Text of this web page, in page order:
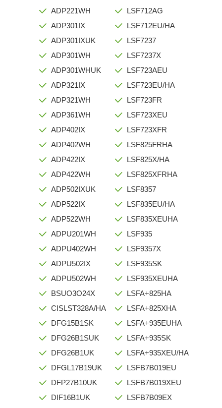
ADP221WH
ADP301IX
ADP301IXUK
ADP301WH
ADP301WHUK
ADP321IX
ADP321WH
ADP361WH
ADP402IX
ADP402WH
ADP422IX
ADP422WH
ADP502IXUK
ADP522IX
ADP522WH
ADPU201WH
ADPU402WH
ADPU502IX
ADPU502WH
BSUO3O24X
CISLST328A/HA
DFG15B1SK
DFG26B1SUK
DFG26B1UK
DFGL17B19UK
DFP27B10UK
DIF16B1UK
LSF712AG
LSF712EU/HA
LSF7237
LSF7237X
LSF723AEU
LSF723EU/HA
LSF723FR
LSF723XEU
LSF723XFR
LSF825FRHA
LSF825X/HA
LSF825XFRHA
LSF8357
LSF835EU/HA
LSF835XEUHA
LSF935
LSF9357X
LSF935SK
LSF935XEUHA
LSFA+825HA
LSFA+825XHA
LSFA+935EUHA
LSFA+935SK
LSFA+935XEU/HA
LSFB7B019EU
LSFB7B019XEU
LSFB7B09EX